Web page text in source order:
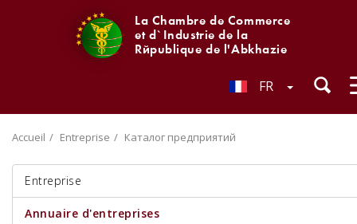
La Chambre de Commerce
et d`Industrie de la
République de l'Abkhazie
FR
Accueil Entreprise Каталог предприятий
Entreprise
Annuaire d'entreprises